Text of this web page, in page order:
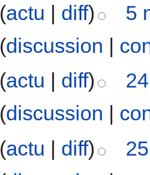
(actu | diff)
5
(discussion |
(actu | diff)
(discussion |
(actu | diff)